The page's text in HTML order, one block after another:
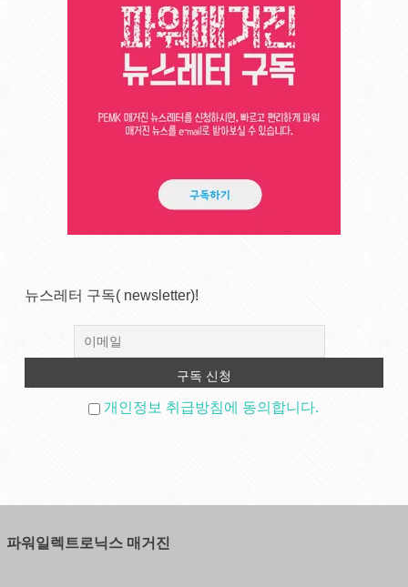
뉴스레터 구독( newsletter)!
개인정보 취급방침에 동의합니다.
파워일렉트로닉스 매거진